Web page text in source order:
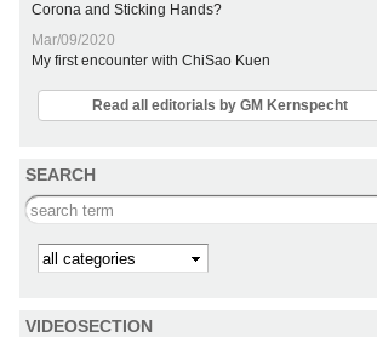
Corona and Sticking Hands?
Mar/09/2020
My first encounter with ChiSao Kuen
Read all editorials by GM Kernspecht
SEARCH
Search this site
Kategorie
VIDEOSECTION